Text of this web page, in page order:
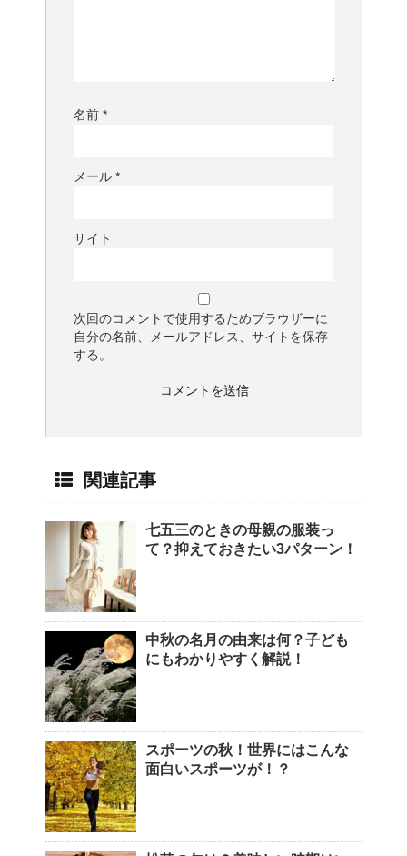
名前 *
メール *
サイト
次回のコメントで使用するためブラウザーに
自分の名前、メールアドレス、サイトを保存
する。
関連記事
七五三のときの母親の服装っ
て？抑えておきたい3パターン！
中秋の名月の由来は何？子ども
にもわかりやすく解説！
スポーツの秋！世界にはこんな
面白いスポーツが！？